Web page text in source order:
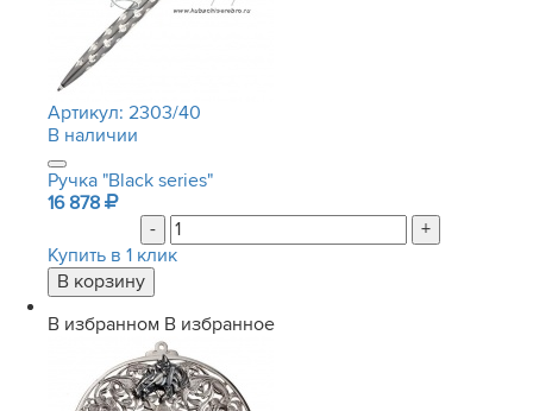
Артикул: 2303/40
В наличии
Ручка "Black series"
16 878
-
+
Купить в 1 клик
В избранном В избранное